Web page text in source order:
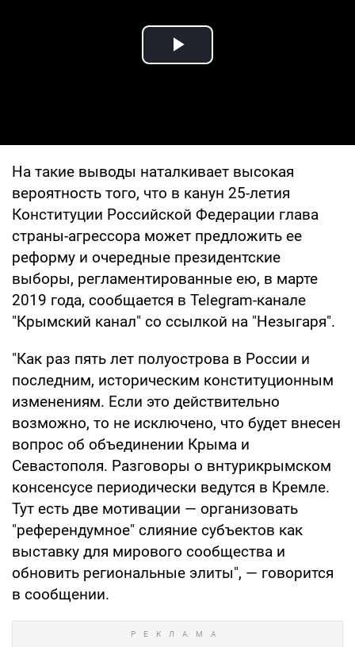
Play Video
На такие выводы наталкивает высокая
вероятность того, что в канун 25-летия
Конституции Российской Федерации глава
страны-агрессора может предложить ее
реформу и очередные президентские
выборы, регламентированные ею, в марте
2019 года, сообщается в Telegram-канале
"Крымский канал" со ссылкой на "Незыгаря".
"Как раз пять лет полуострова в России и
последним, историческим конституционным
изменениям. Если это действительно
возможно, то не исключено, что будет внесен
вопрос об объединении Крыма и
Севастополя. Разговоры о внтурикрымском
консенсусе периодически ведутся в Кремле.
Тут есть две мотивации — организовать
"референдумное" слияние субъектов как
выставку для мирового сообщества и
обновить региональные элиты", — говорится
в сообщении.